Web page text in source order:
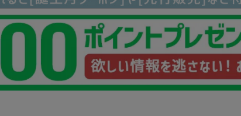
再入荷
商品タイプ
ORIGINAL HIT
価格（税込）